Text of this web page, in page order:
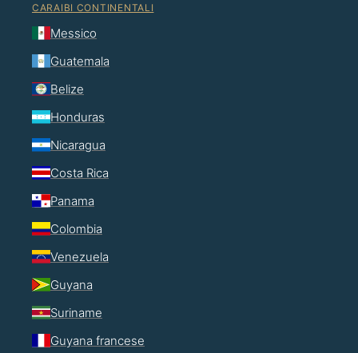
CARAIBI CONTINENTALI
Messico
Guatemala
Belize
Honduras
Nicaragua
Costa Rica
Panama
Colombia
Venezuela
Guyana
Suriname
Guyana francese